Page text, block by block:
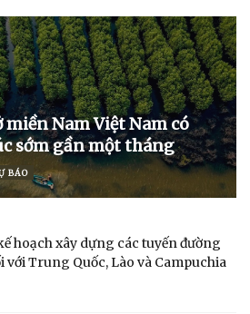
miền Nam Việt Nam có
sớm gần một tháng
BÁO
hoạch xây dựng các tuyến đường
với Trung Quốc, Lào và Campuchia